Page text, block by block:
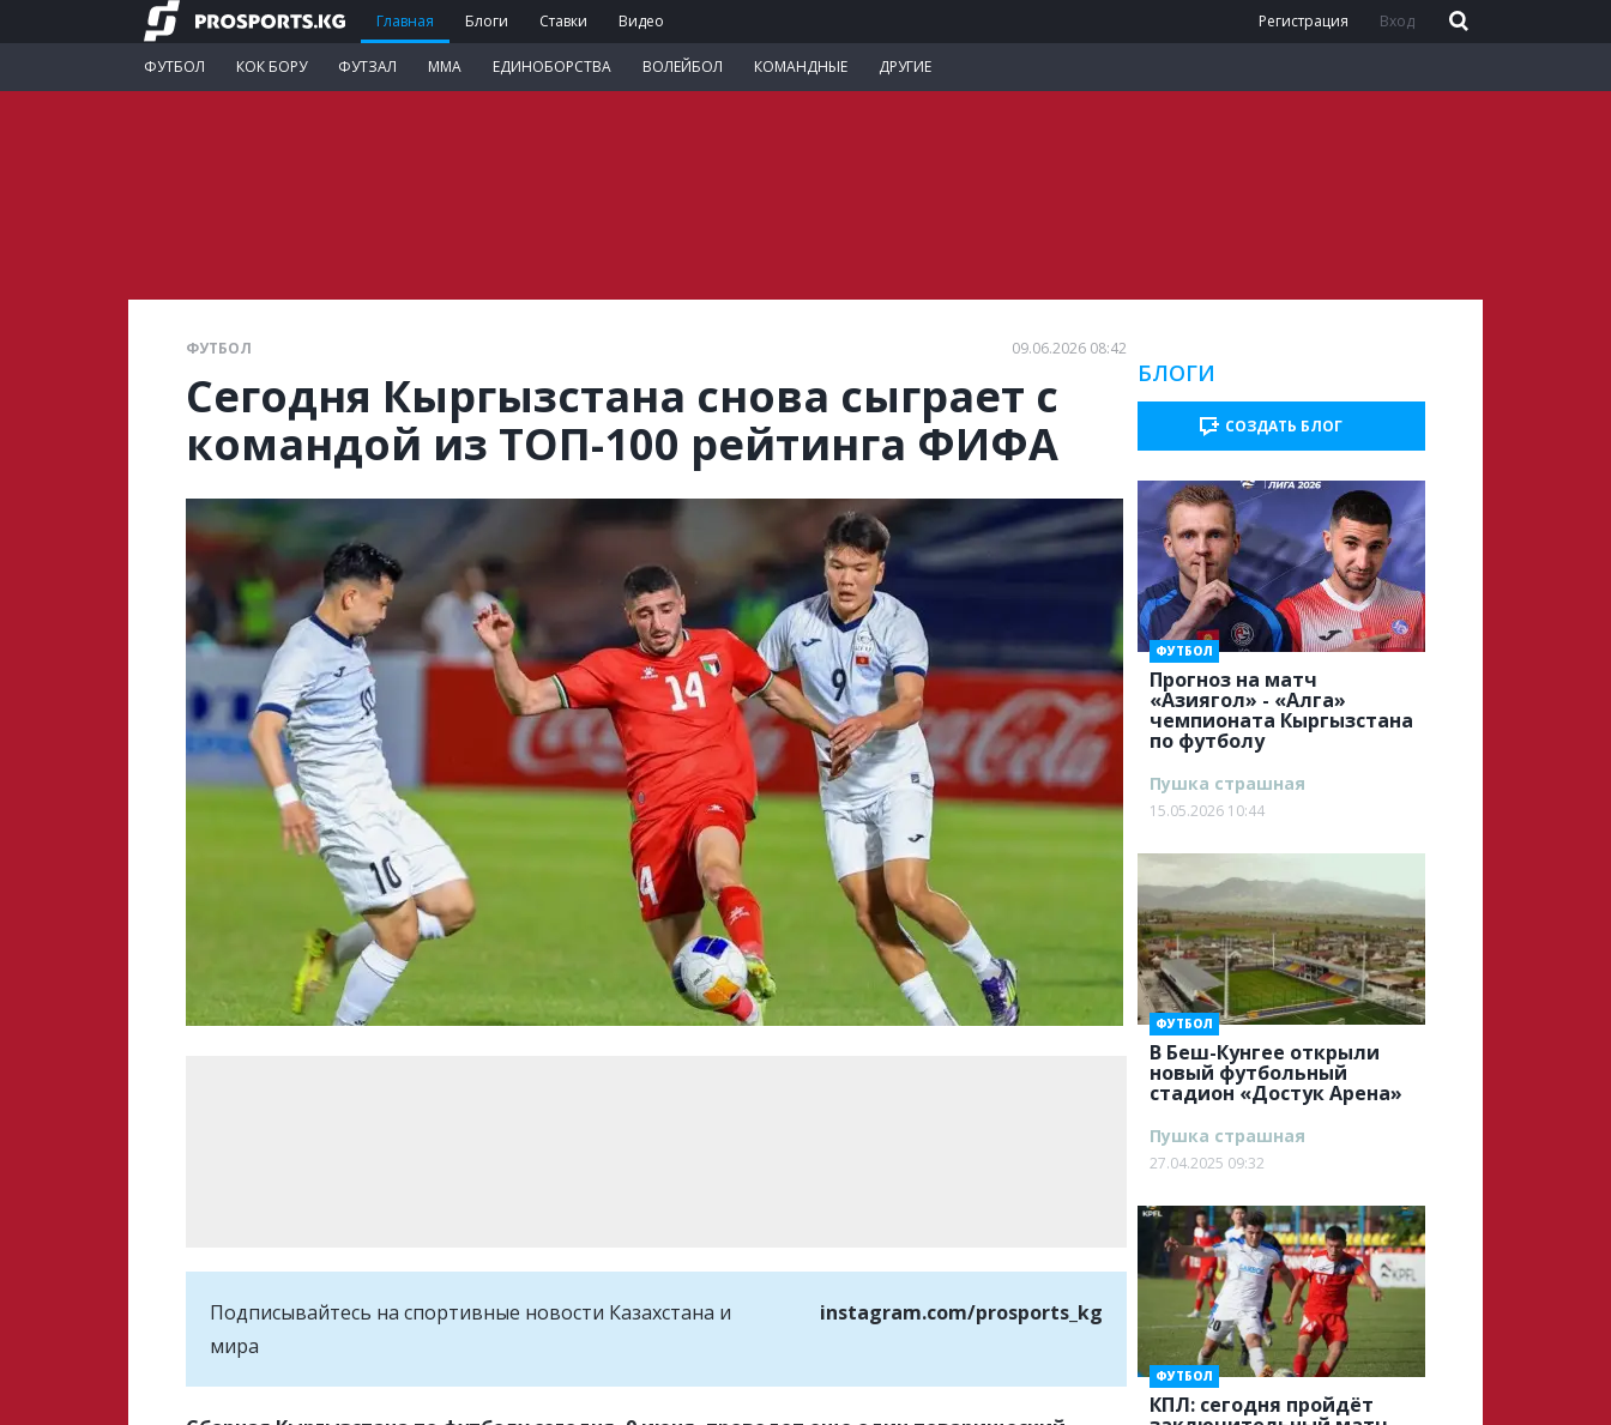
Главная Блоги Ставки Видео
ФУТБОЛ КОК БОРУ ФУТЗАЛ ММА ЕДИНОБОРСТВА ВОЛЕЙБОЛ КОМАНДНЫЕ ДРУГИЕ
Регистрация Вход
ФУТБОЛ 09.06.2026 08:42
Сегодня Кыргызстана снова сыграет с
командой из ТОП-100 рейтинга ФИФА
Подписывайтесь на cпортивные новости Казахстана и
мира
instagram.com/prosports_kg
БЛОГИ
СОЗДАТЬ БЛОГ
Прогноз на матч
«Азиягол» - «Алга»
чемпионата Кыргызстана
по футболу
ФУТБОЛ
Пушка страшная
15.05.2026 10:44
В Беш-Кунгее открыли
новый футбольный
стадион «Достук Арена»
ФУТБОЛ
Пушка страшная
27.04.2025 09:32
КПЛ: сегодня пройдёт
ФУТБОЛ